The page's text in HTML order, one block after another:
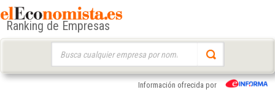
Ranking de Empresas
Información ofrecida por